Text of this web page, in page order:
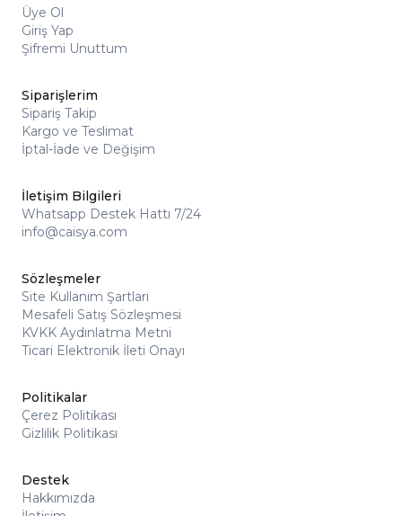
Üye Ol
Giriş Yap
Şifremi Unuttum
Siparişlerim
Sipariş Takip
Kargo ve Teslimat
İptal-İade ve Değişim
İletişim Bilgileri
Whatsapp Destek Hattı 7/24
info@caisya.com
Sözleşmeler
Site Kullanım Şartları
Mesafeli Satış Sözleşmesi
KVKK Aydınlatma Metni
Ticari Elektronik İleti Onayı
Politikalar
Çerez Politikası
Gizlilik Politikası
Destek
Hakkımızda